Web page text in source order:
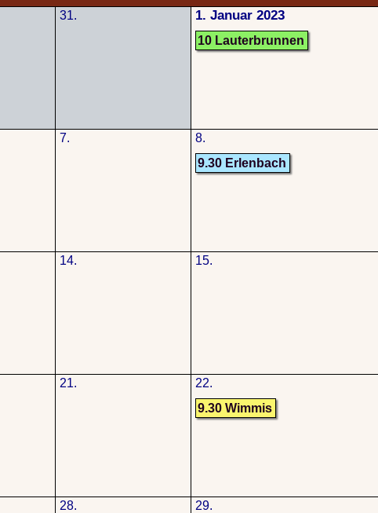
31. 1. Januar 2023
10 Lauterbrunnen
7.
8.
9.30 Erlenbach
14. 15.
21.
22.
9.30 Wimmis
28. 29.